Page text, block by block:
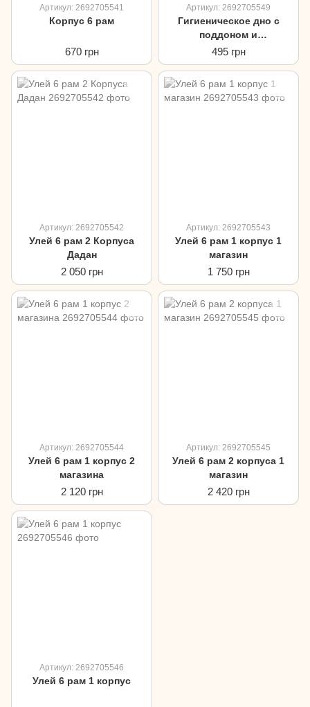
Артикул: 2692705541
Корпус 6 рам
670 грн
Артикул: 2692705549
Гигиеническое дно с
поддоном и
алюминиевой сеткой на 6
рам
495 грн
Артикул: 2692705542
Улей 6 рам 2 Корпуса
Дадан
2 050 грн
Артикул: 2692705543
Улей 6 рам 1 корпус 1
магазин
1 750 грн
Артикул: 2692705544
Улей 6 рам 1 корпус 2
магазина
2 120 грн
Артикул: 2692705545
Улей 6 рам 2 корпуса 1
магазин
2 420 грн
Артикул: 2692705546
Улей 6 рам 1 корпус